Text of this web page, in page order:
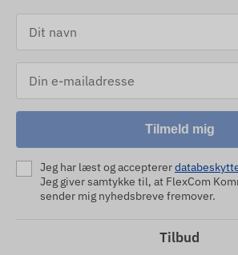
Tilmeld mig
Jeg har læst og accepterer
Jeg giver samtykke til, at FlexCom
sender mig nyhedsbreve fremover.
Tilbud